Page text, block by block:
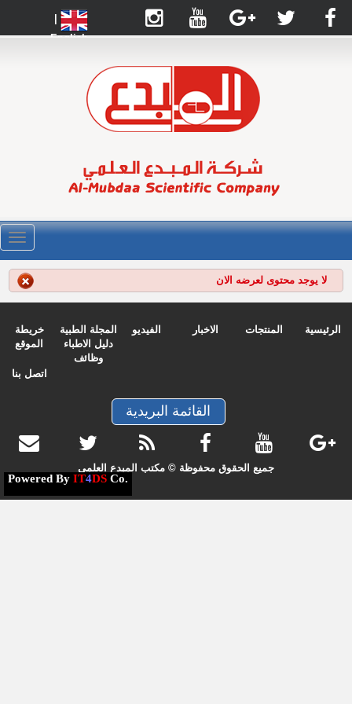
English
لا يوجد محتوى لعرضه الان
الرئيسية المنتجات الاخبار الفيديو
المجلة الطبية
دليل الاطباء
وظائف
خريطة
الموقع
اتصل بنا
القائمة البريدية
جميع الحقوق محفوظة © مكتب المبدع العلمي
Powered By IT4DS Co.